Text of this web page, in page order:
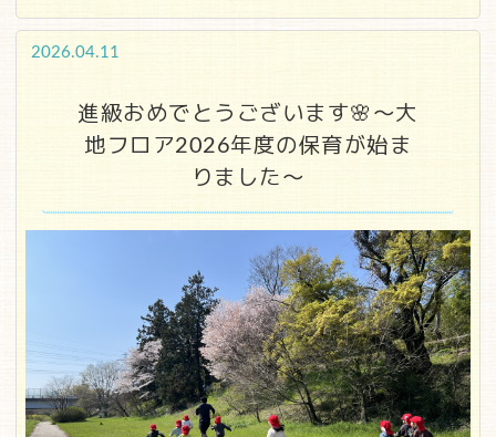
2026.04.11
進級おめでとうございます🌸～大
地フロア2026年度の保育が始ま
りました～